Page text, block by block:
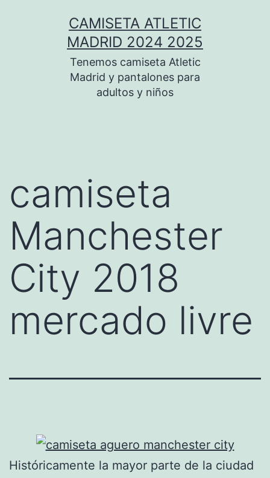
CAMISETA ATLETIC
MADRID 2024 2025
Tenemos camiseta Atletic
Madrid y pantalones para
adultos y niños
camiseta
Manchester
City 2018
mercado livre
Históricamente la mayor parte de la ciudad